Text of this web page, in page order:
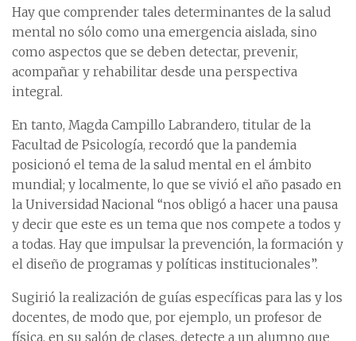
Hay que comprender tales determinantes de la salud
mental no sólo como una emergencia aislada, sino
como aspectos que se deben detectar, prevenir,
acompañar y rehabilitar desde una perspectiva
integral.
En tanto, Magda Campillo Labrandero, titular de la
Facultad de Psicología, recordó que la pandemia
posicionó el tema de la salud mental en el ámbito
mundial; y localmente, lo que se vivió el año pasado en
la Universidad Nacional “nos obligó a hacer una pausa
y decir que este es un tema que nos compete a todos y
a todas. Hay que impulsar la prevención, la formación y
el diseño de programas y políticas institucionales”.
Sugirió la realización de guías específicas para las y los
docentes, de modo que, por ejemplo, un profesor de
física, en su salón de clases, detecte a un alumno que